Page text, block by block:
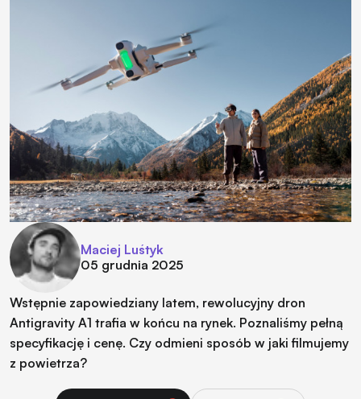
Maciej Luśtyk
05 grudnia 2025
Wstępnie zapowiedziany latem, rewolucyjny dron
Antigravity A1 trafia w końcu na rynek. Poznaliśmy pełną
specyfikację i cenę. Czy odmieni sposób w jaki filmujemy
z powietrza?